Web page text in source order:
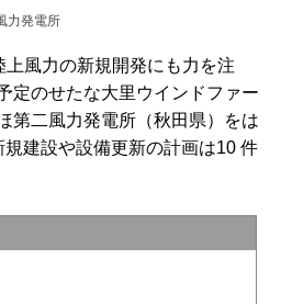
力発電所
風力の新規開発にも力を注
定のせたな大里ウインドファー
第二風力発電所（秋田県）をは
規建設や設備更新の計画は10 件